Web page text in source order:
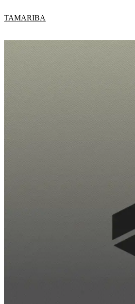
容
ス
TAMARIBA